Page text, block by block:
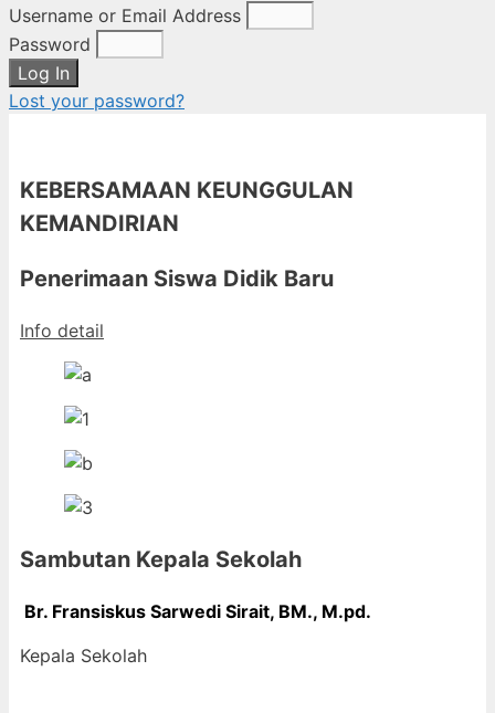
Username or Email Address
Password
Log In
Lost your password?
KEBERSAMAAN KEUNGGULAN
KEMANDIRIAN
Penerimaan Siswa Didik Baru
Info detail
Sambutan Kepala Sekolah
Br. Fransiskus Sarwedi Sirait, BM., M.pd.
Kepala Sekolah